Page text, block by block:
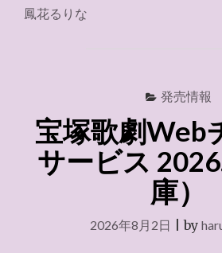
鳳花るりな
発売情報
宝塚歌劇Web
サービス
庫）
2026年8月2日 |by